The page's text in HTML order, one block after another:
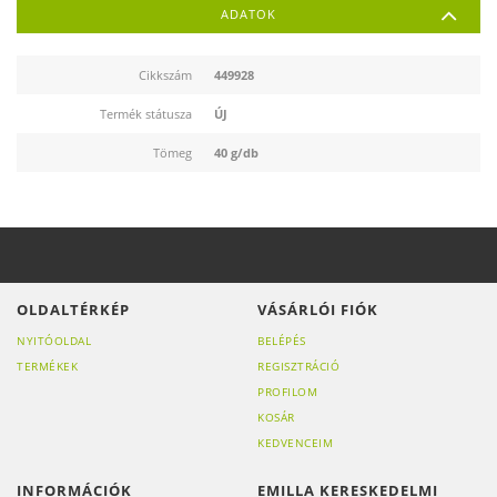
ADATOK
Cikkszám 449928
Termék státusza ÚJ
Tömeg 40 g/db
OLDALTÉRKÉP
NYITÓOLDAL
TERMÉKEK
VÁSÁRLÓI FIÓK
BELÉPÉS
REGISZTRÁCIÓ
PROFILOM
KOSÁR
KEDVENCEIM
INFORMÁCIÓK EMILLA KERESKEDELMI